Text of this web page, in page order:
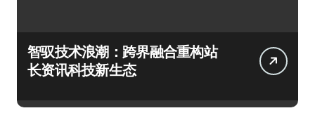
智驭技术浪潮：跨界融合重构站
长资讯科技新生态